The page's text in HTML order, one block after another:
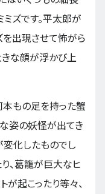
ズです。平太郎が
を出現させて怖がら
きな顔が浮かび上
本もの足を持った蟹
姿の妖怪が出てき
変化したものでし
、葛籠が巨大なヒ
が起こったり等々、